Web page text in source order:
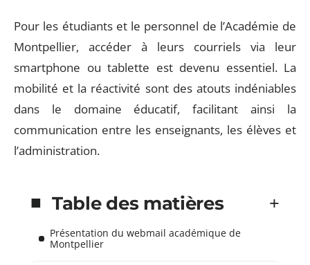
Pour les étudiants et le personnel de l’Académie de
Montpellier, accéder à leurs courriels via leur
smartphone ou tablette est devenu essentiel. La
mobilité et la réactivité sont des atouts indéniables
dans le domaine éducatif, facilitant ainsi la
communication entre les enseignants, les élèves et
l’administration.
Table des matières
Présentation du webmail académique de
Montpellier